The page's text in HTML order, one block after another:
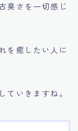
臭さを一切感じ
を癒したい人に
ていきますね。